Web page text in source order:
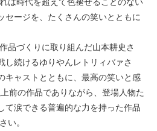
セージを、たくさんの笑いとともに
品づくりに取り組んだ山本耕史さ
し続けるゆりやんレトリィバァさ
キャストとともに、最高の笑いと感
前の作品でありながら、登場人物た
て涙できる普遍的な力を持った作品
い。